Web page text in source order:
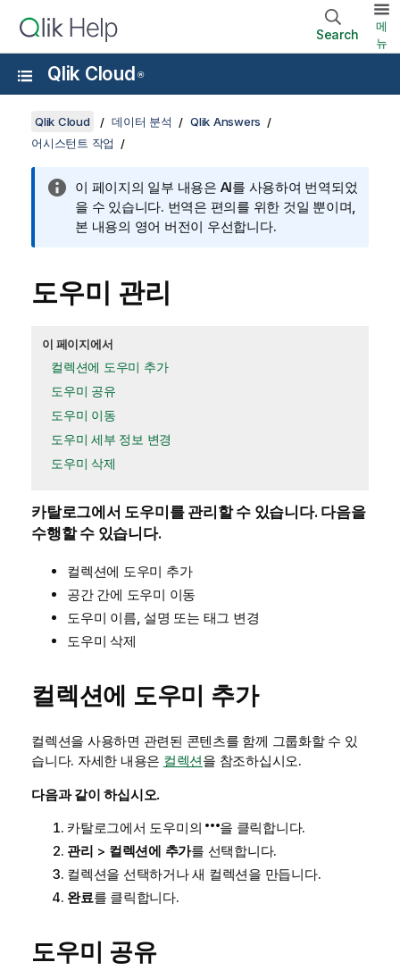
Search
메
뉴
Qlik Cloud ®
Qlik Cloud 데이터 분석
Qlik Answers
어시스턴트 작업
이 페이지의 일부 내용은 AI를 사용하여 번역되었
을 수 있습니다. 번역은 편의를 위한 것일 뿐이며,
본 내용의 영어 버전이 우선합니다.
도우미 관리
이 페이지에서
컬렉션에 도우미 추가
도우미 공유
도우미 이동
도우미 세부 정보 변경
도우미 삭제
카탈로그에서 도우미를 관리할 수 있습니다. 다음을
수행할 수 있습니다.
컬렉션에 도우미 추가
공간 간에 도우미 이동
도우미 이름, 설명 또는 태그 변경
도우미 삭제
컬렉션에 도우미 추가
컬렉션을 사용하면 관련된 콘텐츠를 함께 그룹화할 수 있
습니다. 자세한 내용은 컬렉션을 참조하십시오.
다음과 같이 하십시오.
카탈로그에서 도우미의
을 클릭합니다.
관리 > 컬렉션에 추가를 선택합니다.
컬렉션을 선택하거나 새 컬렉션을 만듭니다.
완료를 클릭합니다.
도우미 공유